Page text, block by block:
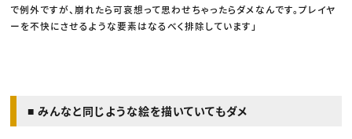
で例外ですが、崩れたら可哀想って思わせちゃったらダメなんです。プレイヤ
ーを不快にさせるような要素はなるべく排除しています」
■ みんなと同じような絵を描いていてもダメ